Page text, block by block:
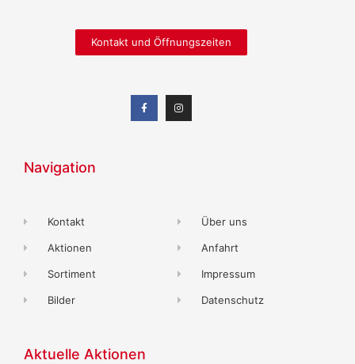
Kontakt und Öffnungszeiten
Navigation
Kontakt
Aktionen
Sortiment
Bilder
Über uns
Anfahrt
Impressum
Datenschutz
Aktuelle Aktionen